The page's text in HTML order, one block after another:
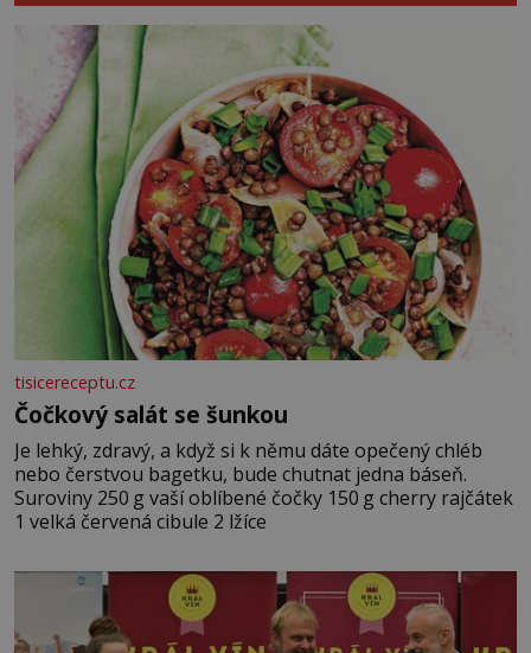
tisicereceptu.cz
Čočkový salát se šunkou
Je lehký, zdravý, a když si k němu dáte opečený chléb
nebo čerstvou bagetku, bude chutnat jedna báseň.
Suroviny 250 g vaší oblíbené čočky 150 g cherry rajčátek
1 velká červená cibule 2 lžíce